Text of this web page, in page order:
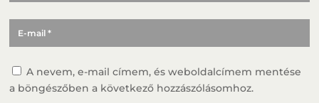
A nevem, e-mail címem, és weboldalcímem mentése
a böngészőben a következő hozzászólásomhoz.